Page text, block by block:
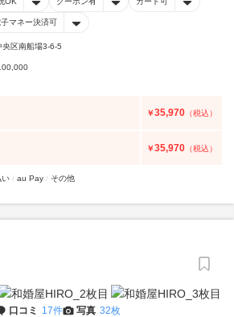
子マネー決済可
区南船場3-6-5
￥35,970 （税込）
￥35,970 （税込）
い au Pay その他
口コミ 17件 写真 32枚